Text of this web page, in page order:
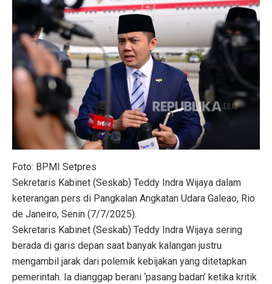
Foto: BPMI Setpres
Sekretaris Kabinet (Seskab) Teddy Indra Wijaya dalam
keterangan pers di Pangkalan Angkatan Udara Galeao, Rio
de Janeiro, Senin (7/7/2025).
Sekretaris Kabinet (Seskab) Teddy Indra Wijaya sering
berada di garis depan saat banyak kalangan justru
mengambil jarak dari polemik kebijakan yang ditetapkan
pemerintah. Ia dianggap berani ‘pasang badan’ ketika kritik